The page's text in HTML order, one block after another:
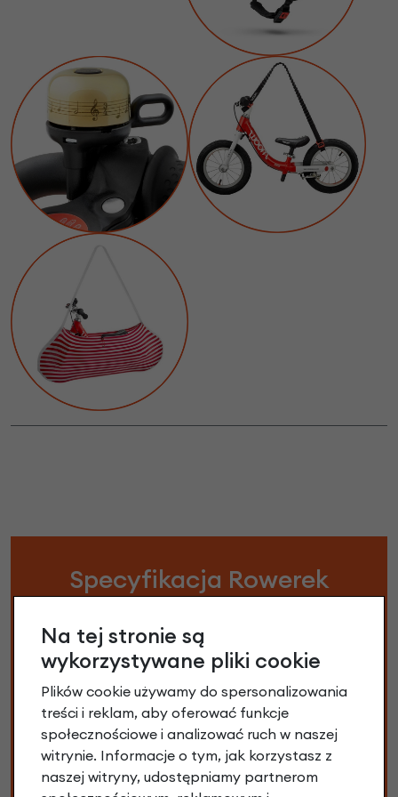
Specyfikacja Rowerek
Rozmiar kół: 12"
Wiek dziecka : 1+
Wzrost: od 80 cm
Każdy producent zastrzega możliwość lekkiej zmiany
Na tej stronie są
wykorzystywane pliki cookie
Plików cookie używamy do spersonalizowania
treści i reklam, aby oferować funkcje
społecznościowe i analizować ruch w naszej
witrynie. Informacje o tym, jak korzystasz z
naszej witryny, udostępniamy partnerom